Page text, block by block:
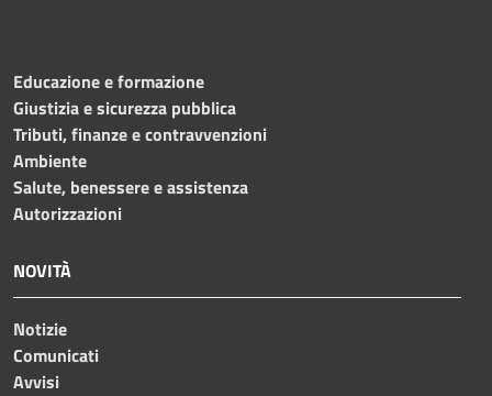
Educazione e formazione
Giustizia e sicurezza pubblica
Tributi, finanze e contravvenzioni
Ambiente
Salute, benessere e assistenza
Autorizzazioni
NOVITÀ
Notizie
Comunicati
Avvisi